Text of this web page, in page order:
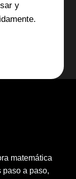
y
matemática
paso a paso,